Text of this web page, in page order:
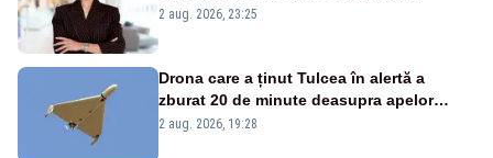
portiță?”
2 aug. 2026, 23:25
Drona care a ținut Tulcea în alertă a
zburat 20 de minute deasupra apelor
României. Au fost ridicate două F-16
2 aug. 2026, 19:28